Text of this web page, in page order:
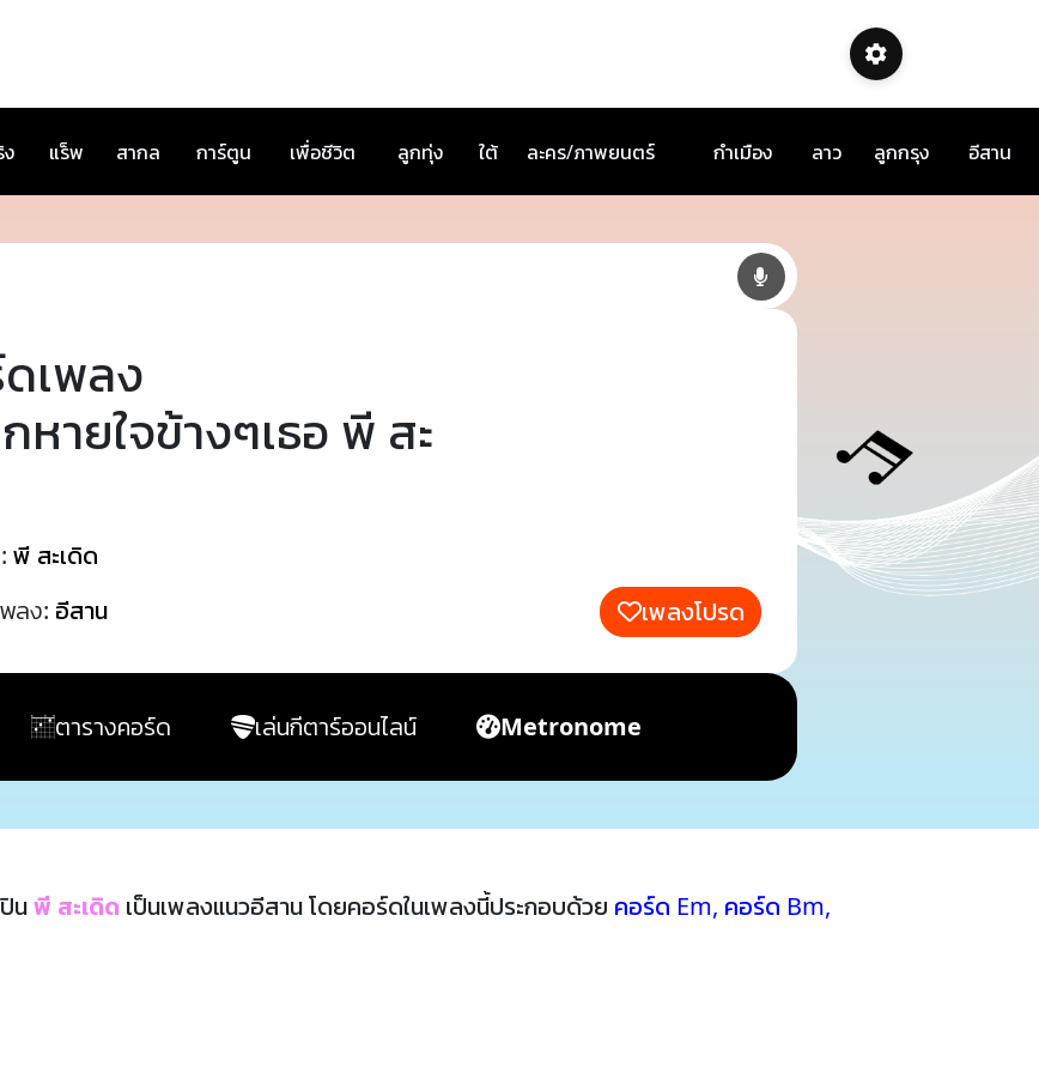
แร็พ สากล การ์ตูน เพื่อชีวิต ลูกทุ่ง ใต้ ละคร/ภาพยนตร์ กำเมือง ลาว ลูกกรุง อีสาน
เพลง
หายใจข้างๆเธอ พี สะ
พี สะเดิด
ลง: อีสาน เพลงโปรด
ตารางคอร์ด เล่นกีตาร์ออนไลน์ Metronome
นพี สะเดิด เป็นเพลงแนวอีสาน โดยคอร์ดในเพลงนี้ประกอบด้วย คอร์ด Em, คอร์ด Bm,